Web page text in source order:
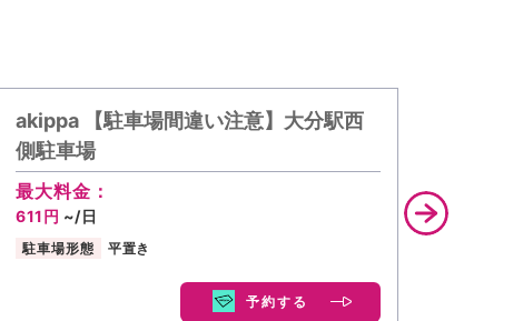
akippa 【駐車場間違い注意】大分駅西
側駐車場
最大料金：
611円 ~/日
駐車場形態 平置き
予約する
駐車場形態